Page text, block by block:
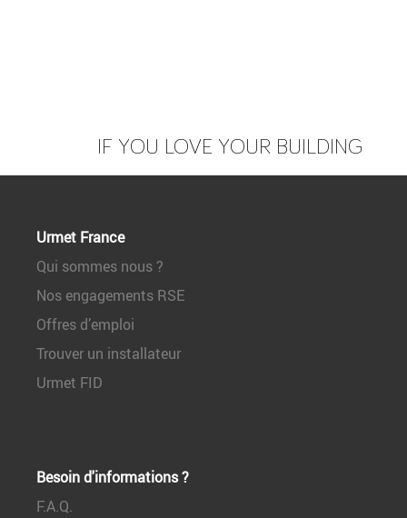
IF YOU LOVE YOUR BUILDING
Urmet France
Qui sommes nous ?
Nos engagements RSE
Offres d’emploi
Trouver un installateur
Urmet FID
Besoin d'informations ?
F.A.Q.